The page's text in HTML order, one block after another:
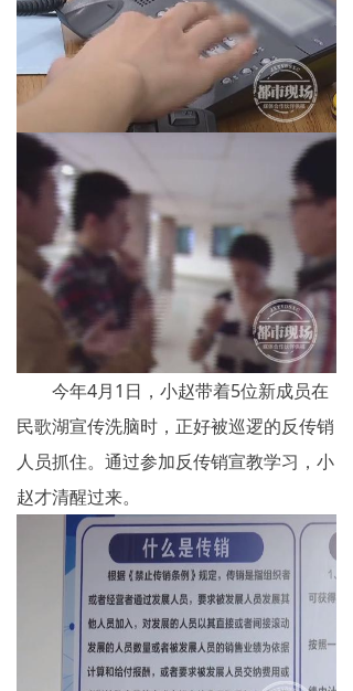
今年4月1日，小赵带着5位新成员在
民歌湖宣传洗脑时，正好被巡逻的反传销
人员抓住。通过参加反传销宣教学习，小
赵才清醒过来。